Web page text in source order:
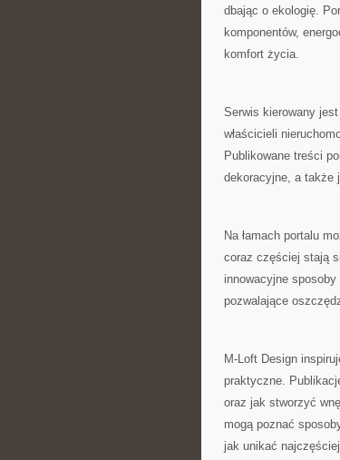
dbając o ekologię.
komponentów,
komfort życia.
Serwis kierowany
właścicieli
Publikowane treści
dekoracyjne, a także
Na łamach portalu
coraz częściej stają
innowacyjne
pozwalające
M-Loft Design
praktyczne.
oraz jak stworzyć
mogą poznać
jak unikać